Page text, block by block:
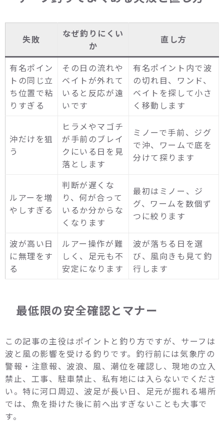
失敗
なぜ釣りにくい
か
直し方
有名ポイン
トの同じ立
ち位置で粘
りすぎる
その日の流れや
ベイトが外れて
いると反応が遠
いです
有名ポイント内で波
の切れ目、ワンド、
ベイトを探して小さ
く移動します
沖だけを狙
う
ヒラメやマゴチ
が手前のブレイ
クにいる日を見
落とします
ミノーで手前、ジグ
で沖、ワームで底を
分けて探ります
ルアーを増
やしすぎる
判断が遅くな
り、何が合って
いるか分からな
くなります
最初はミノー、ジ
グ、ワームを数個ず
つに絞ります
波が高い日
に無理をす
る
ルアー操作が難
しく、足元も不
安定になります
波が落ちる日を選
び、風向きも見て釣
行します
最低限の安全確認とマナー
この記事の主役はポイントと釣り方ですが、サーフは
波と風の影響を受ける釣りです。釣行前には気象庁の
警報・注意報、波浪、風、潮位を確認し、現地の立入
禁止、工事、駐車禁止、私有地には入らないでくださ
い。特に河口周辺、波足が長い日、足元が掘れる場所
では、魚を掛けた後に前へ出すぎないことも大事で
す。